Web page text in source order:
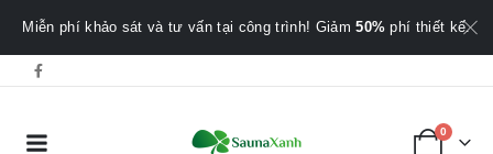
Miễn phí khảo sát và tư vấn tại công trình! Giảm50% phí thiết kế.
0